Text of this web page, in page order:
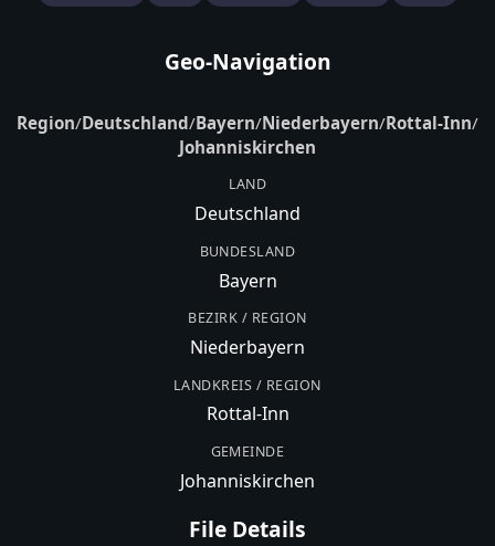
Geo-Navigation
Region/Deutschland/Bayern/Niederbayern/Rottal-Inn/
Johanniskirchen
LAND
Deutschland
BUNDESLAND
Bayern
BEZIRK / REGION
Niederbayern
LANDKREIS / REGION
Rottal-Inn
GEMEINDE
Johanniskirchen
File Details